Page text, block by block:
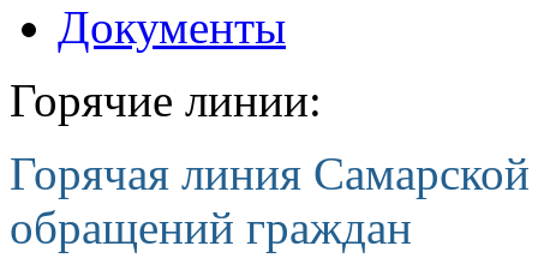
Документы
Горячие линии:
Горячая линия
обращений граждан